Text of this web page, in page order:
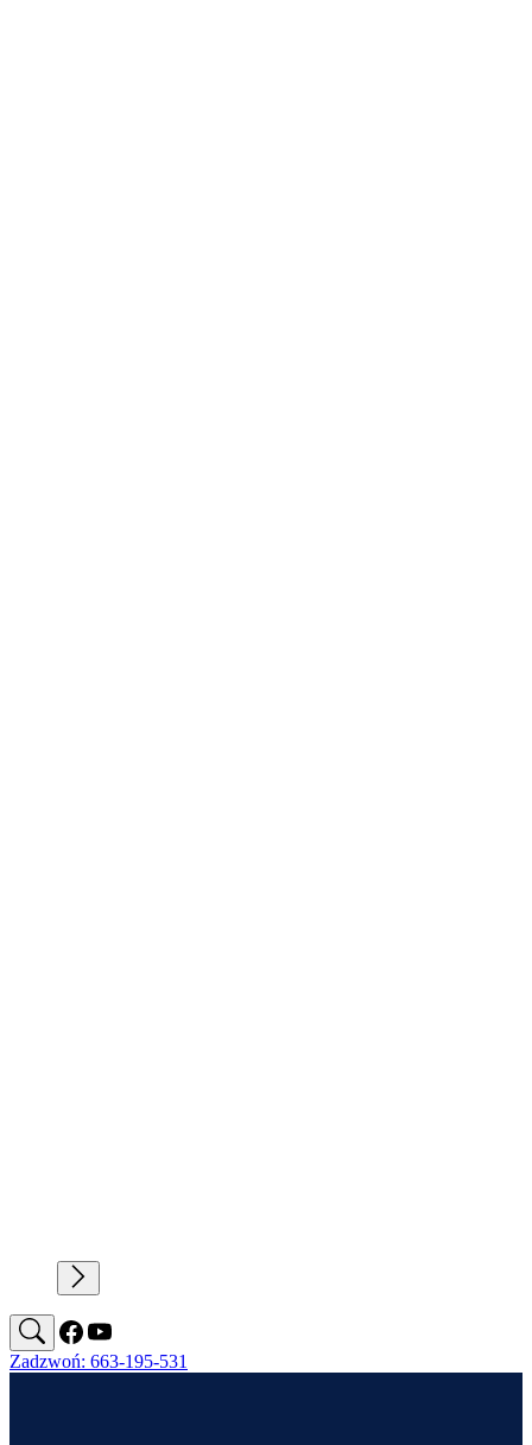
Zadzwoń: 663-195-531